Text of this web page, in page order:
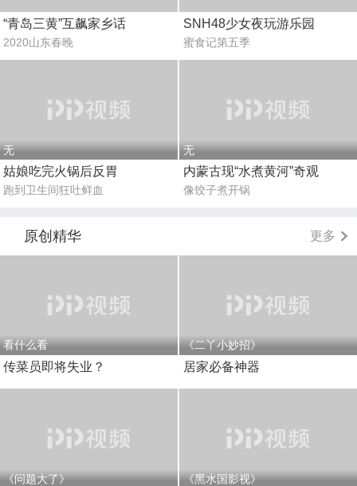
“青岛三黄”互飙家乡话
2020山东春晚
SNH48少女夜玩游乐园
蜜食记第五季
无
姑娘吃完火锅后反胃
跑到卫生间狂吐鲜血
无
内蒙古现“水煮黄河”奇观
像饺子煮开锅
原创精华 更多
看什么看
传菜员即将失业？
《二丫小妙招》
居家必备神器
《问题大了》 《黑水国影视》